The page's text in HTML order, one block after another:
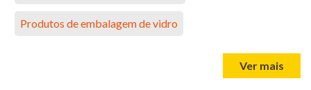
Produtos de embalagem de vidro
Ver mais